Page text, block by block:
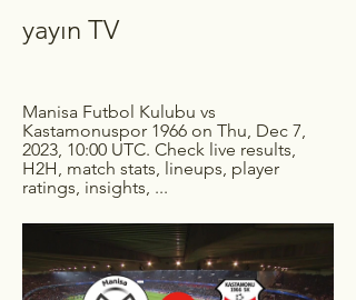
yayın TV
Manisa Futbol Kulubu vs
Kastamonuspor 1966 on Thu, Dec 7,
2023, 10:00 UTC. Check live results,
H2H, match stats, lineups, player
ratings, insights, ...